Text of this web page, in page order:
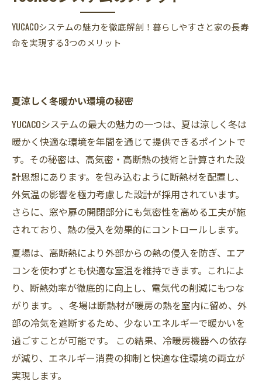
YUCACOシステムの魅力を徹底解剖！暮らしやすさと家の長寿
命を実現する3つのメリット
夏涼しく冬暖かい環境の秘密
YUCACOシステムの最大の魅力の一つは、夏は涼しく冬は
暖かく快適な環境を年間を通じて提供できるポイントで
す。その秘密は、高気密・高断熱の技術と計算された設
計思想にあります。を包み込むように断熱材を配置し、
外気温の影響を極力考慮した設計が採用されています。
さらに、窓や扉の開閉部分にも気密性を高める工夫が施
されており、熱の侵入を効果的にコントロールします。
夏場は、高断熱により外部からの熱の侵入を防ぎ、エア
コンを使わずとも快適な室温を維持できます。これによ
り、断熱効率が徹底的に向上し、電気代の削減にもつな
がります。 、冬場は断熱材が暖房の熱を室内に留め、外
部の冷気を遮断するため、少ないエネルギーで暖かいを
過ごすことが可能です。 この結果、冷暖房機器への依存
が減り、エネルギー消費の抑制と快適な住環境の両立が
実現します。